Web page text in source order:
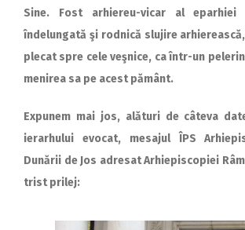
2010
2009
Sine. Fost arhiereu-vicar al
îndelungată şi rodnică slujire
plecat spre cele veşnice, ca într-un
menirea sa pe acest pământ.
Expunem mai jos, alături de câteva
ierarhului evocat, mesajul ÎPS
Dunării de Jos adresat Arhiepiscopiei
trist prilej: